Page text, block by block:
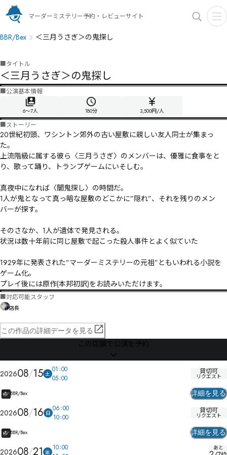
マーダーミステリー予約・レビューサイト
BBR/Bex ＜三月うさぎ＞の鬼探し
■タイトル
＜三月うさぎ＞の鬼探し
■公演基本情報
6〜7人 180分 3,500円/人
■ストーリー
20世紀初頭、ワシントン郊外の古い屋敷に親しい友人同士が集まっ
た。
上流階級に属する彼ら〈三月うさぎ〉のメンバーは、優雅に食事をと
り、歌って踊り、トランプゲームにいそしむ。
真夜中になれば〈闇鬼探し〉の時間だ。
1人が鬼となって真っ暗な屋敷のどこかに”隠れ”、それを残りのメン
バーが探す。
そのさなか、1人が遺体で発見される。
状況は数十年前に同じ屋敷で起こった殺人事件とよく似ていた――
1929年に発表された”マーダーミステリーの元祖”ともいわれる小説を
ゲーム化。
プレイ後には原作(本邦初訳)をお読みいただけます。
■対応可能スタッフ
店長
この作品の詳細データを見る
この店舗で公演を予約
202608 15 土 01 00
05 00
貸切可
リクエスト
BBR/Bex 詳細を見る
202608 16 日 06 00
10 00
貸切可
リクエスト
BBR/Bex 詳細を見る
202608 21 金 10 00
あと